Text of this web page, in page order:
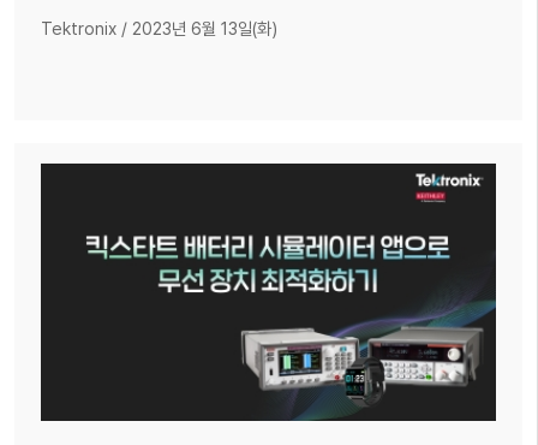
Tektronix/ 2023년 6월 13일(화)